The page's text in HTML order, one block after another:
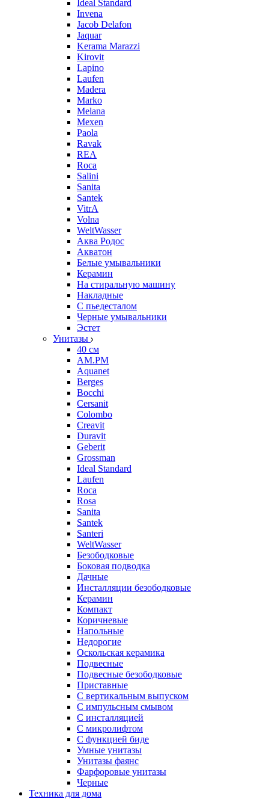
Ideal Standard
Invena
Jacob Delafon
Jaquar
Kerama Marazzi
Kirovit
Lapino
Laufen
Madera
Marko
Melana
Mexen
Paola
Ravak
REA
Roca
Salini
Sanita
Santek
VitrA
Volna
WeltWasser
Аква Родос
Акватон
Белые умывальники
Керамин
На стиральную машину
Накладные
С пьедесталом
Черные умывальники
Эстет
Унитазы
40 см
AM.PM
Aquanet
Berges
Bocchi
Cersanit
Colombo
Creavit
Duravit
Geberit
Grossman
Ideal Standard
Laufen
Roca
Rosa
Sanita
Santek
Santeri
WeltWasser
Безободковые
Боковая подводка
Дачные
Инсталляции безободковые
Керамин
Компакт
Коричневые
Напольные
Недорогие
Оскольская керамика
Подвесные
Подвесные безободковые
Приставные
С вертикальным выпуском
С импульсным смывом
С инсталляцией
С микролифтом
С функцией биде
Умные унитазы
Унитазы фаянс
Фарфоровые унитазы
Черные
Техника для дома